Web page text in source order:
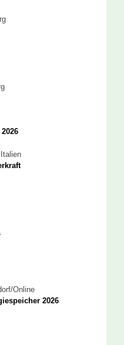
Online
2026